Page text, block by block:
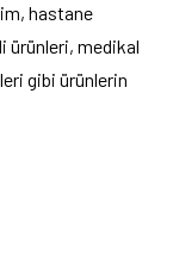
hastane
ürünleri, medikal
gibi ürünlerin